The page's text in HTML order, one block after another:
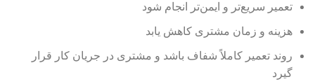
تعمیر سریع‌تر و ایمن‌تر انجام شود
هزینه و زمان مشتری کاهش یابد
روند تعمیر کاملاً شفاف باشد و مشتری در جریان کار قرار
گیرد